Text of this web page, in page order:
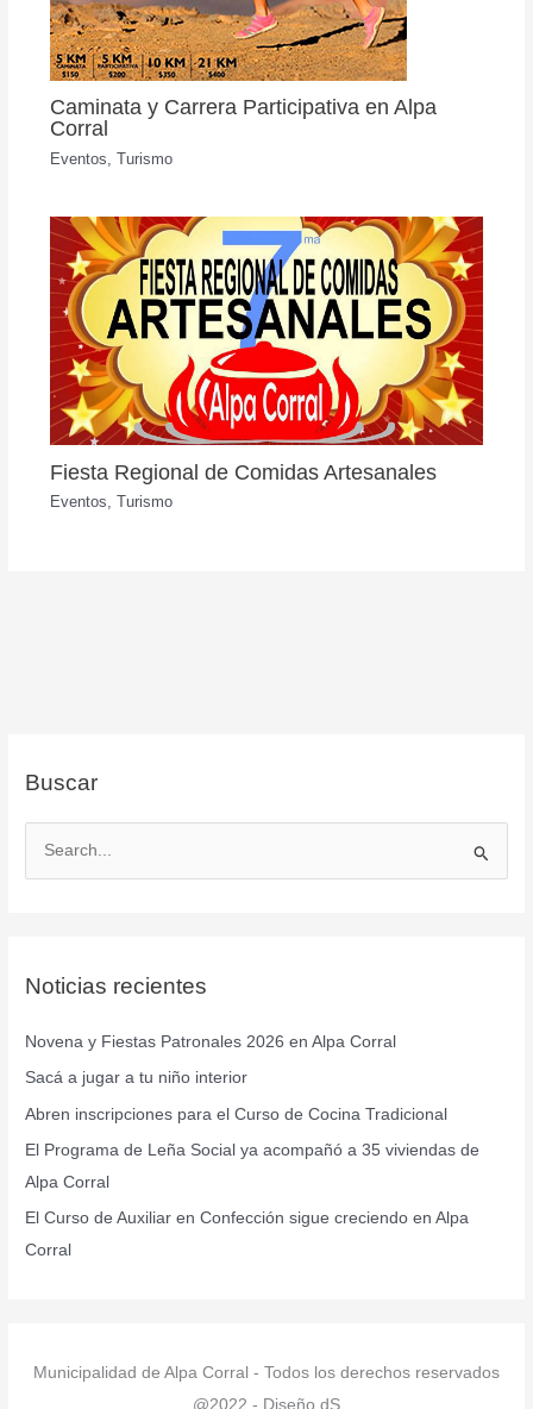
Caminata y Carrera Participativa en Alpa
Corral
Eventos Turismo
Fiesta Regional de Comidas Artesanales
Eventos, Turismo
Buscar
a
p
o
r
:
Noticias recientes
Novena y Fiestas Patronales 2026 en Alpa Corral
Sacá a jugar a tu niño interior
Abren inscripciones para el Curso de Cocina Tradicional
El Programa de Leña Social ya acompañó a 35 viviendas de
Alpa Corral
El Curso de Auxiliar en Confección sigue creciendo en Alpa
Corral
Municipalidad de Alpa Corral - Todos los derechos reservados
@2022 - Diseño dS